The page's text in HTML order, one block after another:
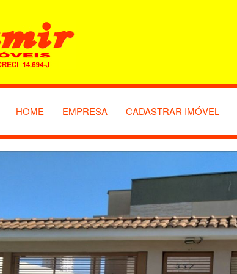
HOME EMPRESA CADASTRAR IMÓVEL